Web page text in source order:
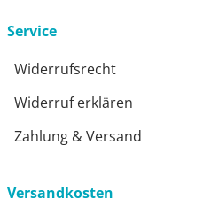
Service
Widerrufsrecht
Widerruf erklären
Zahlung & Versand
Versandkosten